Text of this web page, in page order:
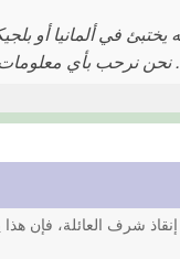
يختبئ في ألمانيا أو
نحن نرحب بأي
شرف العائلة، فإن هذا